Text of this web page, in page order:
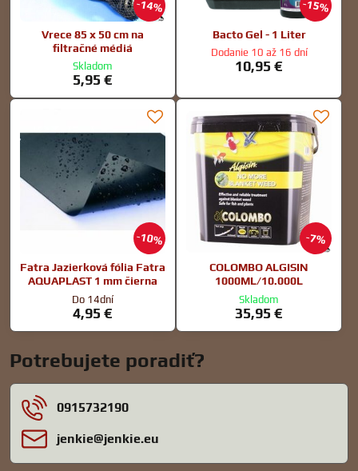
14%
Vrece 85 x 50 cm na
filtračné médiá
Skladom
5,95 €
15%
Bacto Gel - 1 Liter
Dodanie 10 až 16 dní
10,95 €
10%
Fatra Jazierková fólia Fatra
AQUAPLAST 1 mm čierna
Do 14dní
4,95 €
7%
COLOMBO ALGISIN
1000ML/10.000L
Skladom
35,95 €
Potrebujete poradiť?
0915732190
jenkie​@jenkie​.eu